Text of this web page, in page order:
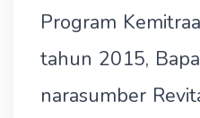
Program
tahun 2015,
narasumber